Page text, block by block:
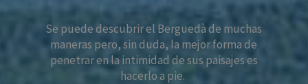
Se puede descubrir el Berguedà de muchas
maneras pero, sin duda, la mejor forma de
penetrar en la intimidad de sus paisajes es
hacerlo a pie.